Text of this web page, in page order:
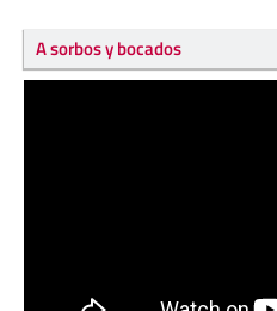
A sorbos y bocados